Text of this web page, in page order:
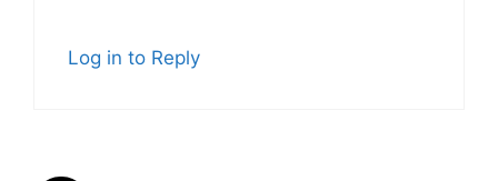
Log in to Reply